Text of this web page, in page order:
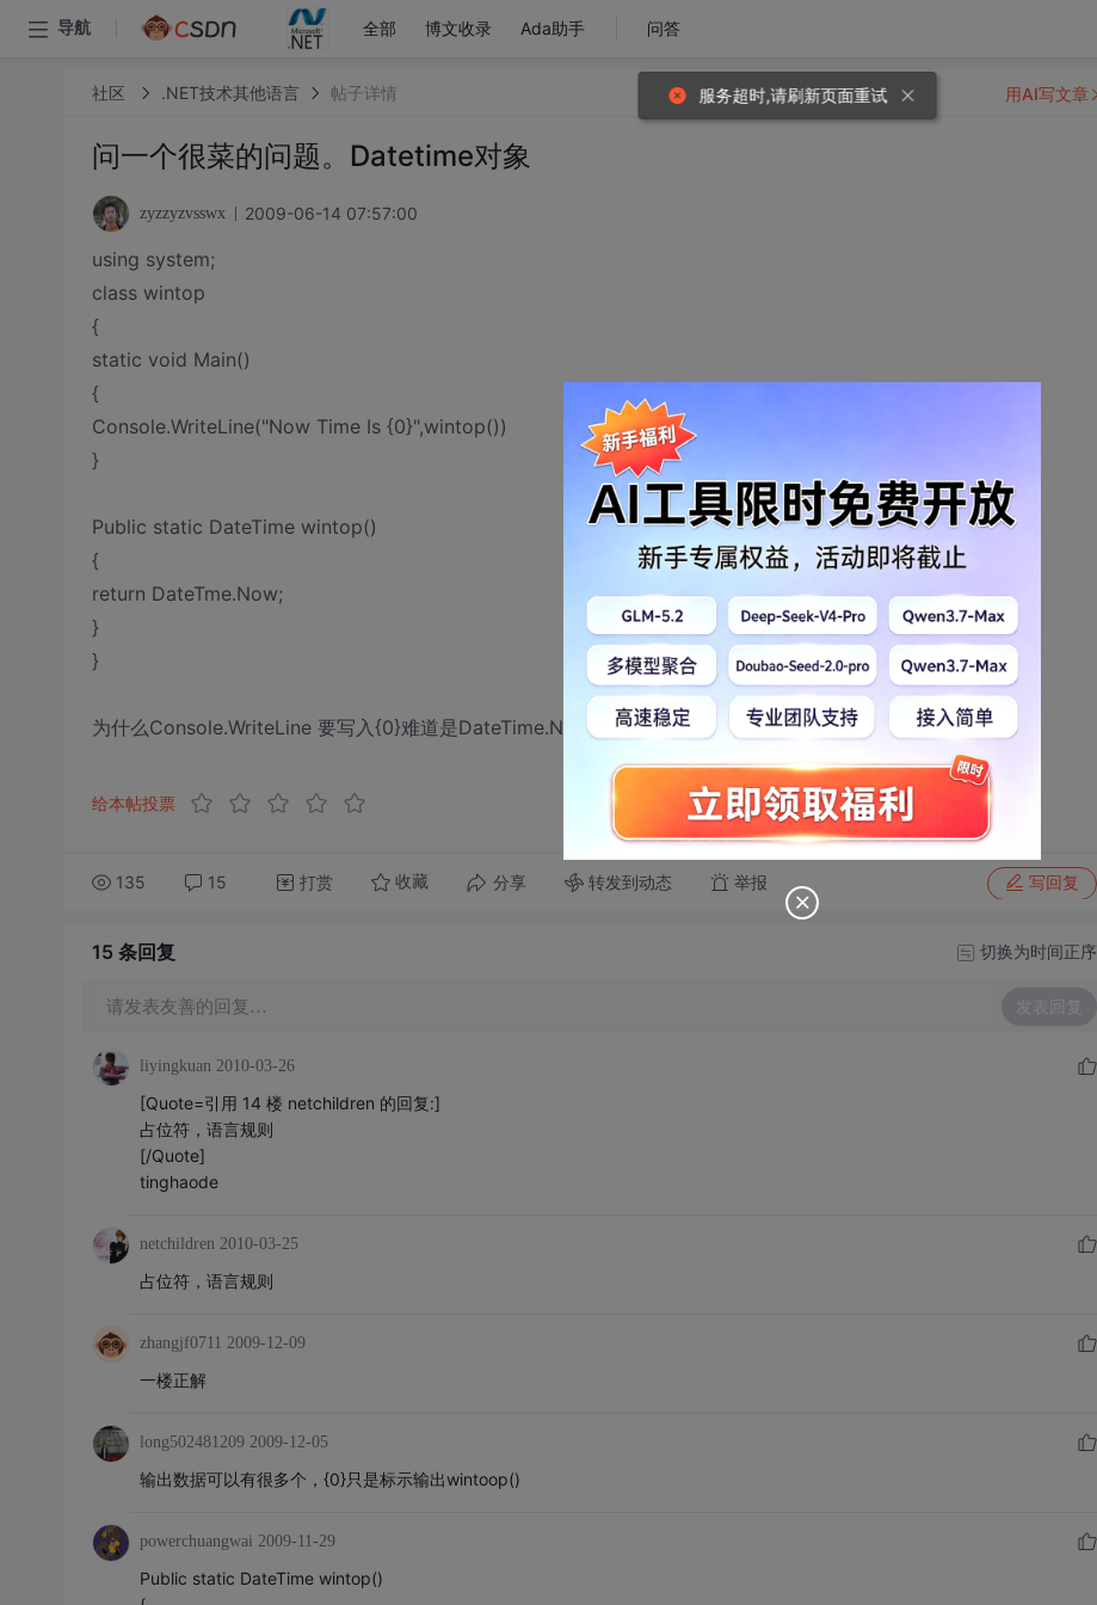
导航 全部 博文收录 Ada助手 问答
社区 .NET技术其他语言 帖子详情
问一个很菜的问题。Datetime对象
zyzzyzvsswx 2009-06-14 07:57:00
using system;
class wintop
{
static void Main()
{
Console.WriteLine("Now Time Is {0}",wintop())
}
Public static DateTime wintop()
{
return DateTme.Now;
}
}
为什么Console.WriteLine 要写入{0}难道是DateTime.Now 返回的是个数组？
给本帖投票
135 15 打赏 收藏 分享 转发到动态 举报 写回复
用AI写文章
15 条回复 切换为时间正序
请发表友善的回复… 发表回复
liyingkuan 2010-03-26
[Quote=引用 14 楼 netchildren 的回复:]
占位符，语言规则
[/Quote]
tinghaode
netchildren 2010-03-25
占位符，语言规则
zhangjf0711 2009-12-09
一楼正解
long502481209 2009-12-05
输出数据可以有很多个，{0}只是标示输出wintoop()
powerchuangwai 2009-11-29
Public static DateTime wintop()
服务超时,请刷新页面重试